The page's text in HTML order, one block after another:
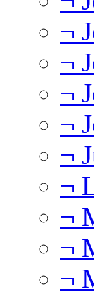
¬
¬
¬
¬
¬
¬
¬
¬
¬